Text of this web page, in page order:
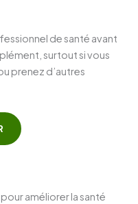
de santé avant
surtout si vous
prenez d’autres
améliorer la santé